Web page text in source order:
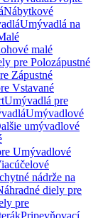
Nábytkové
Umývadlá na
malé
pre Polozápustné
Zápustné
Vstavané
Umývadlá pre
Umývadlové
umývadlové
Umývadlové
nádrže na
diely pre
pre
Pripevňovací